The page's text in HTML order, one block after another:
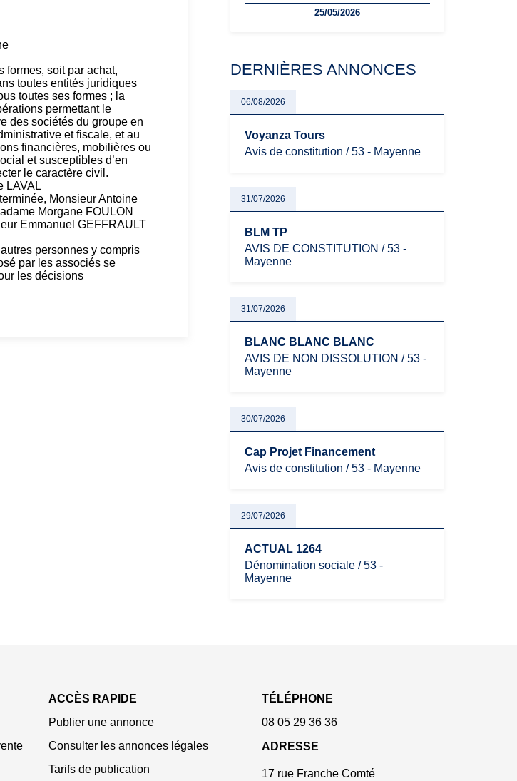
formes, soit par achat,
toutes entités juridiques
toutes ses formes ; la
permettant le
des sociétés du groupe en
et fiscale, et au
financières, mobilières ou
et susceptibles d’en
le caractère civil.
LAVAL
Monsieur Antoine
Morgane FOULON
Emmanuel GEFFRAULT
personnes y compris
par les associés se
les décisions
les auto-entrepreneurs, artisans et
évoluent dans un contexte de contrôle
oblige les indépendants à rester
particulièrement vigilants.
25/05/2026
DERNIÈRES ANNONCES
06/08/2026
Voyanza Tours
Avis de constitution / 53 - Mayenne
31/07/2026
BLM TP
AVIS DE CONSTITUTION / 53 -
Mayenne
31/07/2026
BLANC BLANC BLANC
AVIS DE NON DISSOLUTION / 53 -
Mayenne
30/07/2026
Cap Projet Financement
Avis de constitution / 53 - Mayenne
29/07/2026
ACTUAL 1264
Dénomination sociale / 53 -
Mayenne
ACCÈS RAPIDE
Publier une annonce
Consulter les annonces légales
Tarifs de publication
TÉLÉPHONE
08 05 29 36 36
ADRESSE
17 rue Franche Comté